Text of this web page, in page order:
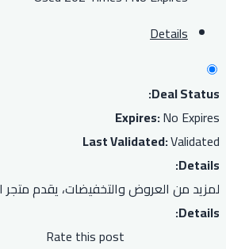
Details
Deal Status:
Expires:No Expires
Last Validated:Validated
Details:
لمزيد من العروض والتخفيضات، يقدم
Details:
Rate this post